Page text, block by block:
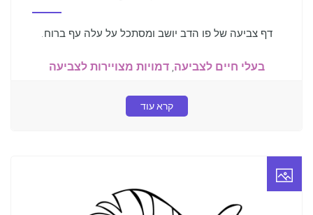
דף צביעה של פו הדב יושב ומסתכל על עלה עף ברוח.
בעלי חיים לצביעה,דמויות מצויירות לצביעה
קרא עוד